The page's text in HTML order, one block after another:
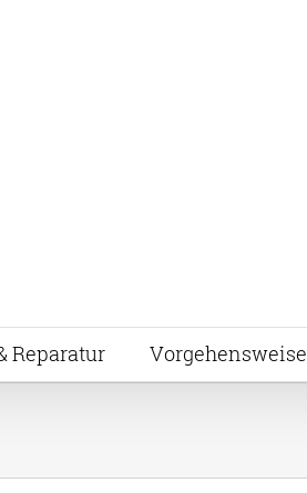
Reparatur Vorgehensweise